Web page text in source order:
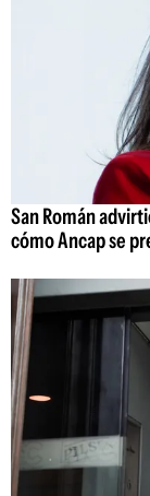
San Román
cómo Ancap se